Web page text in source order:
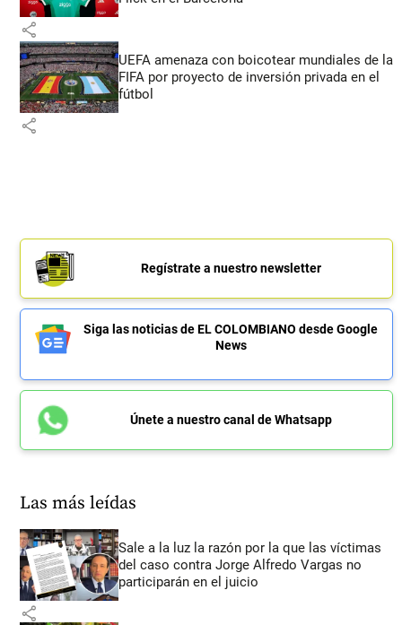
share
UEFA amenaza con boicotear mundiales de la
FIFA por proyecto de inversión privada en el
fútbol
share
Regístrate a nuestro newsletter
Siga las noticias de EL COLOMBIANO desde Google
News
Únete a nuestro canal de Whatsapp
Las más leídas
Sale a la luz la razón por la que las víctimas
del caso contra Jorge Alfredo Vargas no
participarán en el juicio
share